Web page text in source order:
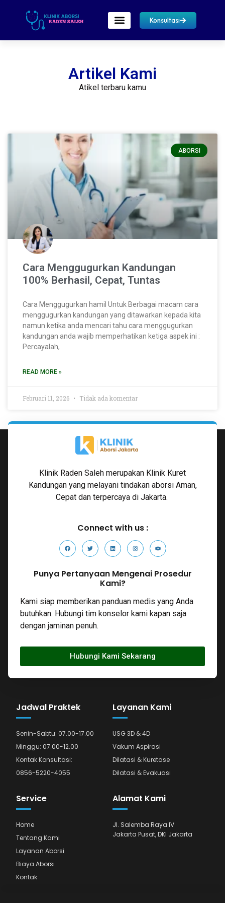
Konsultasi
Artikel Kami
Atikel terbaru kamu
ABORSI
Cara Menggugurkan Kandungan
100% Berhasil, Cepat, Tuntas
Cara Menggugurkan hamil Untuk Berbagai macam cara
menggugurkan kandungan yang ditawarkan kepada kita
namun ketika anda mencari tahu cara menggugurkan
kandungan anda wajib memperhatikan ketiga aspek ini :
Percayalah,
READ MORE »
Februari 11, 2026 Tidak ada komentar
Klinik Raden Saleh merupakan Klinik Kuret
Kandungan yang melayani tindakan aborsi Aman,
Cepat dan terpercaya di Jakarta.
Connect with us :
Punya Pertanyaan Mengenai Prosedur
Kami?
Kami siap memberikan panduan medis yang Anda
butuhkan. Hubungi tim konselor kami kapan saja
dengan jaminan penuh.
Hubungi Kami Sekarang
Jadwal Praktek
Senin-Sabtu: 07.00-17.00
Minggu: 07.00-12.00
Kontak Konsultasi:
0856-5220-4055
Layanan Kami
USG 3D & 4D
Vakum Aspirasi
Dilatasi & Kuretase
Dilatasi & Evakuasi
Service
Home
Tentang Kami
Layanan Aborsi
Biaya Aborsi
Kontak
Alamat Kami
Jl. Salemba Raya IV
Jakarta Pusat, DKI Jakarta